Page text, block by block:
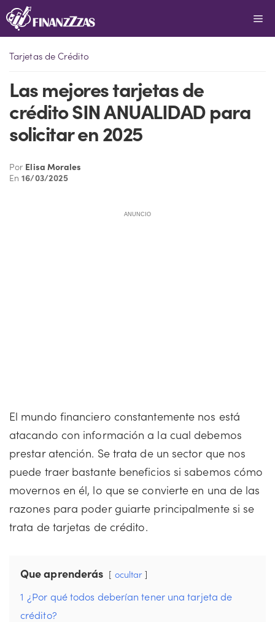
Saltar
al
Tarjetas de Crédito
Las mejores tarjetas de
crédito SIN ANUALIDAD para
solicitar en 2025
Por Elisa Morales
En16/03/2025
ANUNCIO
El mundo financiero constantemente nos está
atacando con información a la cual debemos
prestar atención. Se trata de un sector que nos
puede traer bastante beneficios si sabemos cómo
movernos en él, lo que se convierte en una de las
razones para poder guiarte principalmente si se
trata de tarjetas de crédito.
Que aprenderás ocultar
1 ¿Por qué todos deberían tener una tarjeta de
crédito?